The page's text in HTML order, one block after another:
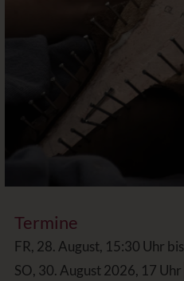
Termine
FR, 28. August, 15:30 Uhr bis
SO, 30. August 2026, 17 Uhr